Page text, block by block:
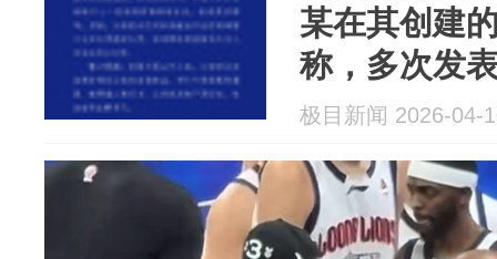
某在其创建
称，多次发
育训练中心
极目新闻 2026-04-